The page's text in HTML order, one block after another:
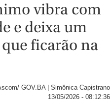
vibra com
e deixa um
que ficarão na
GOV.BA | Simônica Capistrano
13/05/2026 - 08:12:36